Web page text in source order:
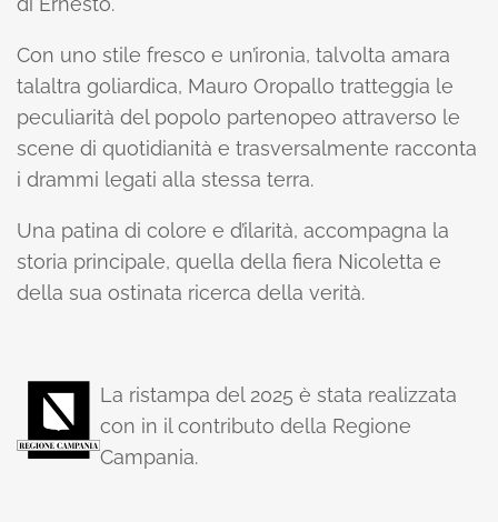
Con uno stile fresco e un’ironia, talvolta amara
talaltra goliardica, Mauro Oropallo tratteggia le
peculiarità del popolo partenopeo attraverso le
scene di quotidianità e trasversalmente racconta
i drammi legati alla stessa terra.
Una patina di colore e d’ilarità, accompagna la
storia principale, quella della fiera Nicoletta e
della sua ostinata ricerca della verità.
La ristampa del 2025 è stata realizzata
con in il contributo della Regione
Campania.